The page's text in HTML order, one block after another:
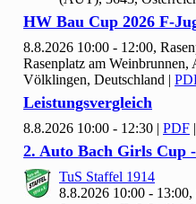
HW Bau Cup 2026 F-
8.8.2026 10:00 - 12:00,
Rasenplatz am
Völklingen, Deutschland |
Leistungsvergleich
8.8.2026 10:00 - 12:30 | PDF |
2. Auto Bach Girls Cup
TuS Staffel 1914
8.8.2026 10:00 - 13:00,